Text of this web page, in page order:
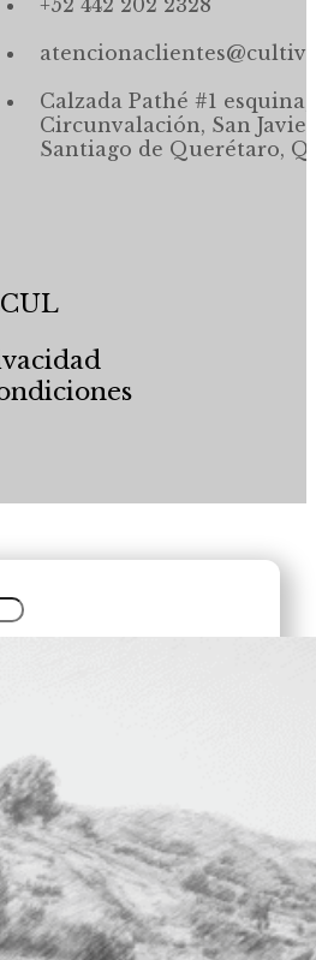
Calzada Pathé #1 esquina,
Circunvalación, San
Santiago de Querétaro,